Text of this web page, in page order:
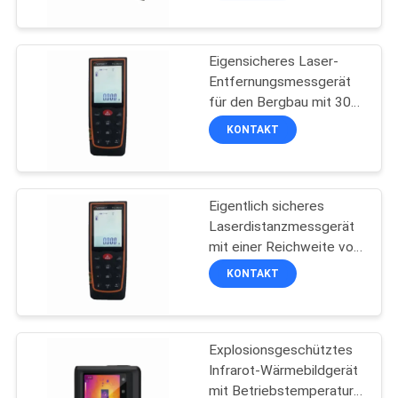
TRETEN
VERBINDUNG
FORDERN
SIE EIN
ZITAT
SITEMAP
Wasser-
Rettungsausrüstung
41
Leben-Detektor
Bereiche
Eigensicheres Laser-
Entfernungsmessgerät
für den Bergbau mit 300
Metern Reichweite und
ohne Reflektoren
KONTAKT
Eigentlich sicheres
Laserdistanzmessgerät
mit einer Reichweite von
300 Metern und ohne
Reflektionsplatten für
KONTAKT
Explosionsgeschütztes
Infrarot-Wärmebildgerät
mit Betriebstemperatur